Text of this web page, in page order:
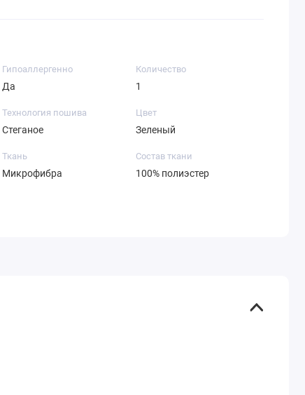
Гипоаллергенно
Да
Количество
1
Технология пошива
Стеганое
Цвет
Зеленый
Ткань
Микрофибра
Состав ткани
100% полиэстер